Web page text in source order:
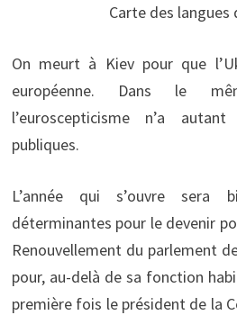
Carte des langues
On meurt à Kiev pour que
européenne. Dans le
l’euroscepticisme n’a
publiques.
L’année qui s’ouvre sera
déterminantes pour le devenir
Renouvellement du parlement
pour, au-delà de sa fonction
première fois le président de la